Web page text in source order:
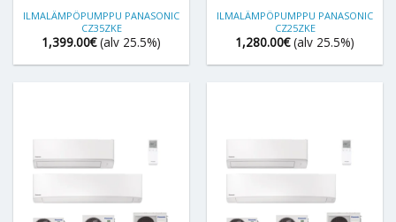
ILMALÄMPÖPUMPPU PANASONIC
CZ35ZKE
1,399.00€ (alv 25.5%)
ILMALÄMPÖPUMPPU PANASONIC
CZ25ZKE
1,280.00€ (alv 25.5%)